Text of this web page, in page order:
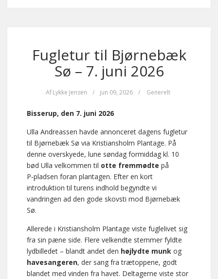
Fugletur til Bjørnebæk
Sø – 7. juni 2026
Af Lykke Jensen / jun 09, 2026 / Generelt
Bisserup, den 7. juni 2026
Ulla Andreassen havde annonceret dagens fugletur
til Bjørnebæk Sø via Kristiansholm Plantage. På
denne overskyede, lune søndag formiddag kl. 10
bød Ulla velkommen til otte fremmødte på
P‑pladsen foran plantagen. Efter en kort
introduktion til turens indhold begyndte vi
vandringen ad den gode skovsti mod Bjørnebæk
Sø.
Allerede i Kristiansholm Plantage viste fuglelivet sig
fra sin pæne side. Flere velkendte stemmer fyldte
lydbilledet – blandt andet den højlydte munk og
havesangeren, der sang fra trætoppene, godt
blandet med vinden fra havet. Deltagerne viste stor